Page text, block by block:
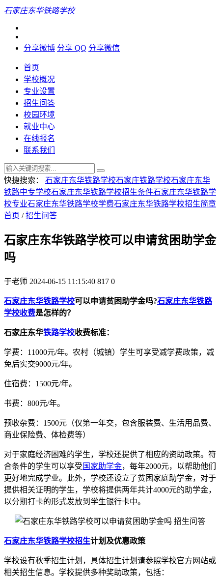
石家庄东华铁路学校
分享微博 分享 QQ 分享微信
首页
学校概况
专业设置
招生问答
校园环境
就业中心
在线报名
联系我们
快捷搜索： 石家庄东华铁路学校石家庄铁路学校石家庄东华
铁路中专学校石家庄东华铁路学校招生条件石家庄东华铁路学
校专业石家庄东华铁路学校学费石家庄东华铁路学校招生简章
首页 /招生问答
石家庄东华铁路学校可以申请贫困助学金
吗
于老师 2024-06-15 11:15:40 817 0
石家庄东华铁路学校可以申请贫困助学金吗?石家庄东华铁路
学校收费是怎样的？
石家庄东华铁路学校收费标准：
学费：11000元/年。农村（城镇）学生可享受减学费政策，减
免后实交9000元/年。
住宿费：1500元/年。
书费：800元/年。
预收杂费：1500元（仅第一年交，包含服装费、生活用品费、
商业保险费、体检费等）
对于家庭经济困难的学生，学校还提供了相应的资助政策。符
合条件的学生可以享受 国家助学金，每年2000元，以帮助他们
更好地完成学业。此外，学校还设立了贫困家庭助学金，对于
提供相关证明的学生，学校将提供两年共计4000元的助学金，
以分期打卡的形式发放到学生银行卡中。
石家庄东华铁路学校招生计划及优惠政策
学校设有秋季招生计划，具体招生计划请参照学校官方网站或
相关招生信息。学校提供多种奖助政策，包括：